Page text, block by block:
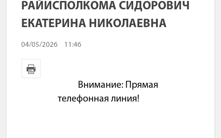
РАЙИСПОЛКОМА СИДОРОВИЧ
ЕКАТЕРИНА НИКОЛАЕВНА
04/05/2026 11:46
Внимание: Прямая
телефонная линия!